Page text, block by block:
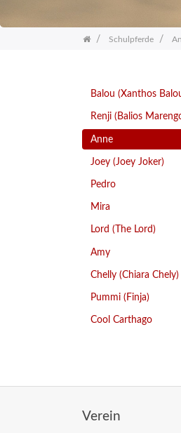
Schulpferde
Balou (Xanthos
Renji (Balios
Anne
Joey (Joey Joker)
Pedro
Mira
Lord (The Lord)
Amy
Chelly (Chiara Chely)
Pummi (Finja)
Cool Carthago
Verein